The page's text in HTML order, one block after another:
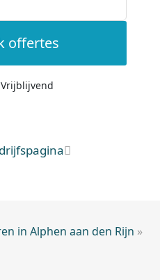
offertes
in Alphen aan den Rijn »